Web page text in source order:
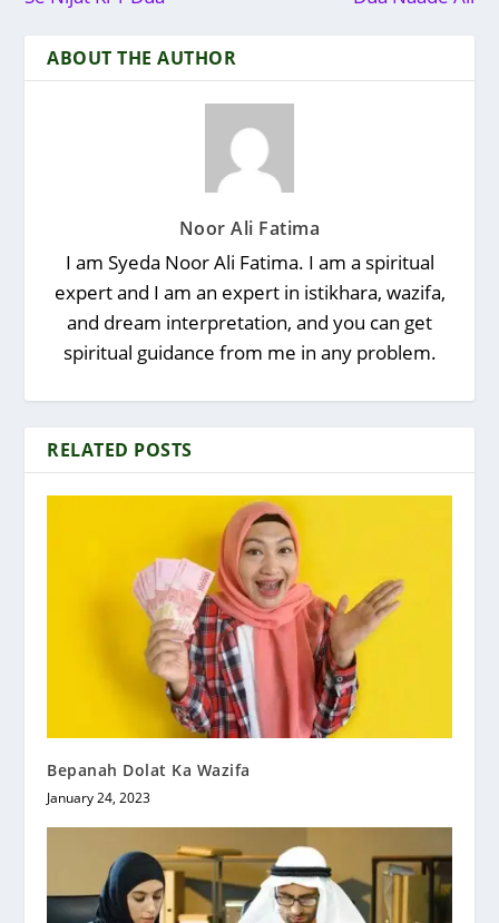
ABOUT THE AUTHOR
Noor Ali Fatima
I am Syeda Noor Ali Fatima. I am a spiritual
expert and I am an expert in istikhara, wazifa,
and dream interpretation, and you can get
spiritual guidance from me in any problem.
RELATED POSTS
Bepanah Dolat Ka Wazifa
January 24, 2023